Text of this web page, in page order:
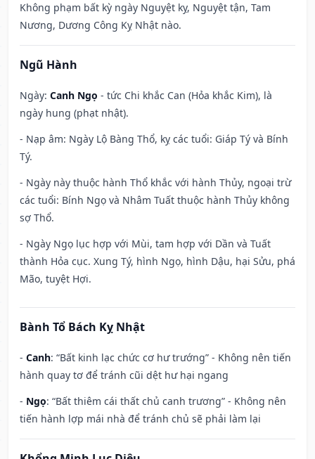
Không phạm bất kỳ ngày Nguyệt kỵ, Nguyệt tận, Tam
Nương, Dương Công Kỵ Nhật nào.
Ngũ Hành
Ngày: Canh Ngọ - tức Chi khắc Can (Hỏa khắc Kim), là
ngày hung (phạt nhật).
- Nạp âm: Ngày Lộ Bàng Thổ, kỵ các tuổi: Giáp Tý và Bính
Tý.
- Ngày này thuộc hành Thổ khắc với hành Thủy, ngoại trừ
các tuổi: Bính Ngọ và Nhâm Tuất thuộc hành Thủy không
sợ Thổ.
- Ngày Ngọ lục hợp với Mùi, tam hợp với Dần và Tuất
thành Hỏa cục. Xung Tý, hình Ngọ, hình Dậu, hại Sửu, phá
Mão, tuyệt Hợi.
Bành Tổ Bách Kỵ Nhật
- Canh: “Bất kinh lạc chức cơ hư trướng” - Không nên tiến
hành quay tơ để tránh cũi dệt hư hại ngang
- Ngọ: “Bất thiêm cái thất chủ canh trương” - Không nên
tiến hành lợp mái nhà để tránh chủ sẽ phải làm lại